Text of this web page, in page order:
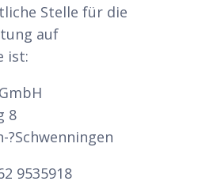
Stelle für die
auf
ist:
8
?Schwenningen
9535918